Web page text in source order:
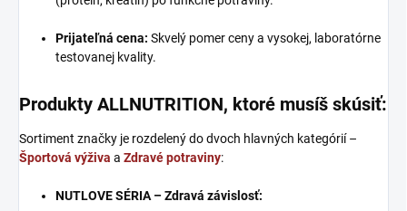
Prijateľná cena: Skvelý pomer ceny a vysokej, laboratórne
testovanej kvality.
Produkty ALLNUTRITION, ktoré musíš skúsiť:
Sortiment značky je rozdelený do dvoch hlavných kategórií –
Športová výživa a Zdravé potraviny:
NUTLOVE SÉRIA – Zdravá závislosť: